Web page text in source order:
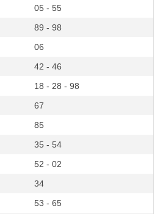
05 - 55
89 - 98
06
42 - 46
18 - 28 - 98
67
85
35 - 54
52 - 02
34
53 - 65